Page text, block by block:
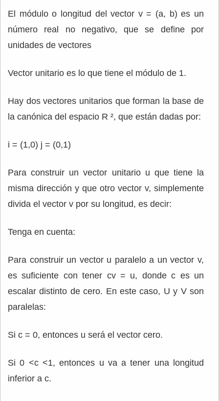
El módulo o longitud del vector v = (a, b) es un
número real no negativo, que se define por
unidades de vectores
Vector unitario es lo que tiene el módulo de 1.
Hay dos vectores unitarios que forman la base de
la canónica del espacio R ², que están dadas por:
i = (1,0) j = (0,1)
Para construir un vector unitario u que tiene la
misma dirección y que otro vector v, simplemente
divida el vector v por su longitud, es decir:
Tenga en cuenta:
Para construir un vector u paralelo a un vector v,
es suficiente con tener cv = u, donde c es un
escalar distinto de cero. En este caso, U y V son
paralelas:
Si c = 0, entonces u será el vector cero.
Si 0 <c <1, entonces u va a tener una longitud
inferior a c.